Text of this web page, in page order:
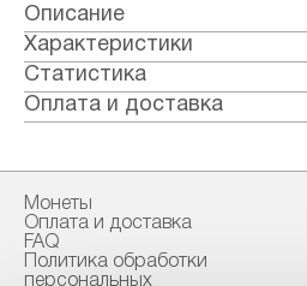
Описание
Характеристики
Металл: Золото
Страна: Австралия
Годы выпуска: 2025
Проба: 999.9
Вес общий гр.: 31.1
Вес чистый гр.: 31.1
Статистика
Оплата и доставка
Наличными в офисе
Способы доставки:
Монеты
Оплата и доставка
FAQ
Политика обработки
персональных